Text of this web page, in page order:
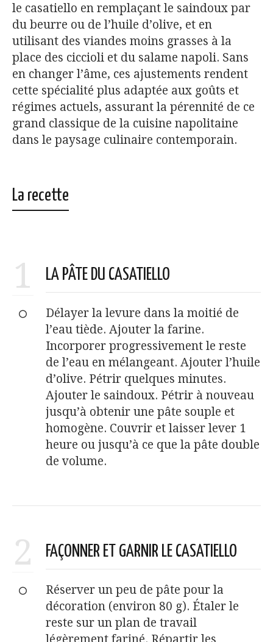
le casatiello en remplaçant le saindoux par
du beurre ou de l’huile d’olive, et en
utilisant des viandes moins grasses à la
place des ciccioli et du salame napoli​. Sans
en changer l’âme, ces ajustements rendent
cette spécialité plus adaptée aux goûts et
régimes actuels, assurant la pérennité de ce
grand classique de la cuisine napolitaine
dans le paysage culinaire contemporain.
La recette
1 LA PÂTE DU CASATIELLO
Délayer la levure dans la moitié de
l’eau tiède. Ajouter la farine.
Incorporer progressivement le reste
de l’eau en mélangeant. Ajouter l’huile
d’olive. Pétrir quelques minutes.
Ajouter le saindoux. Pétrir à nouveau
jusqu’à obtenir une pâte souple et
homogène. Couvrir et laisser lever 1
heure ou jusqu’à ce que la pâte double
de volume.
2 FAÇONNER ET GARNIR LE CASATIELLO
Réserver un peu de pâte pour la
décoration (environ 80 g). Étaler le
reste sur un plan de travail
légèrement fariné. Répartir les